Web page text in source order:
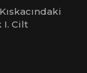
I. Cilt